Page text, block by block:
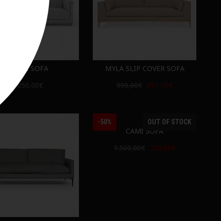
ARLEN SOFA
1.050,00€
MYLA SLIP COVER SOFA
990,00€ 891,00€
-50% OUT OF STOCK
CAMI SOFA
1.500,00€
750,00€